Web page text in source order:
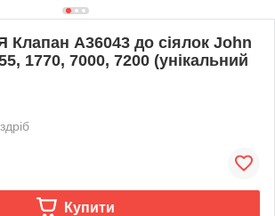
A36043 до сіялок John
1770, 7000, 7200 (унікальний
Купити